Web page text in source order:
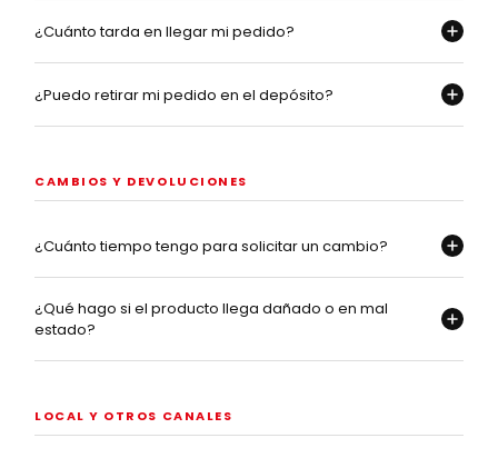
¿Cuánto tarda en llegar mi pedido?
¿Puedo retirar mi pedido en el depósito?
CAMBIOS Y DEVOLUCIONES
¿Cuánto tiempo tengo para solicitar un cambio?
¿Qué hago si el producto llega dañado o en mal
estado?
LOCAL Y OTROS CANALES